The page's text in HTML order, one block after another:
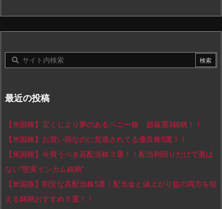
最近の投稿
【米国株】宝くじより夢のあるペニー株 超厳選3銘柄！！
【米国株】お買い得なのに見逃されてる優良株5選！！
【米国株】今買うべき高配当株３選！！配当利回りだけで選ば
ない“堅実インカム銘柄”
【米国株】割安な高配当株5選！配当金と値上がり益の両方を狙
える銘柄おすすめ５選！！